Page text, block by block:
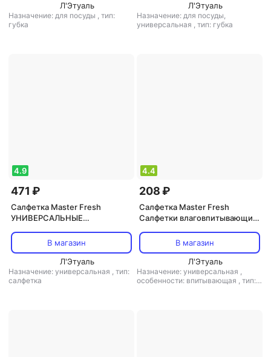
Л'Этуаль
Назначение: для посуды , тип:
губка
Л'Этуаль
Назначение: для посуды,
универсальная , тип: губка
4.9
471 ₽
Салфетка Master Fresh
УНИВЕРСАЛЬНЫЕ
рулоне спанлейс 150 шт.
20*23см
В магазин
Л'Этуаль
Назначение: универсальная , тип:
салфетка
4.4
208 ₽
Салфетка Master Fresh
Cалфетки влаговпитывающие
антимикроб добавка 15*18см,
3шт
В магазин
Л'Этуаль
Назначение: универсальная ,
особенности: впитывающая , тип: